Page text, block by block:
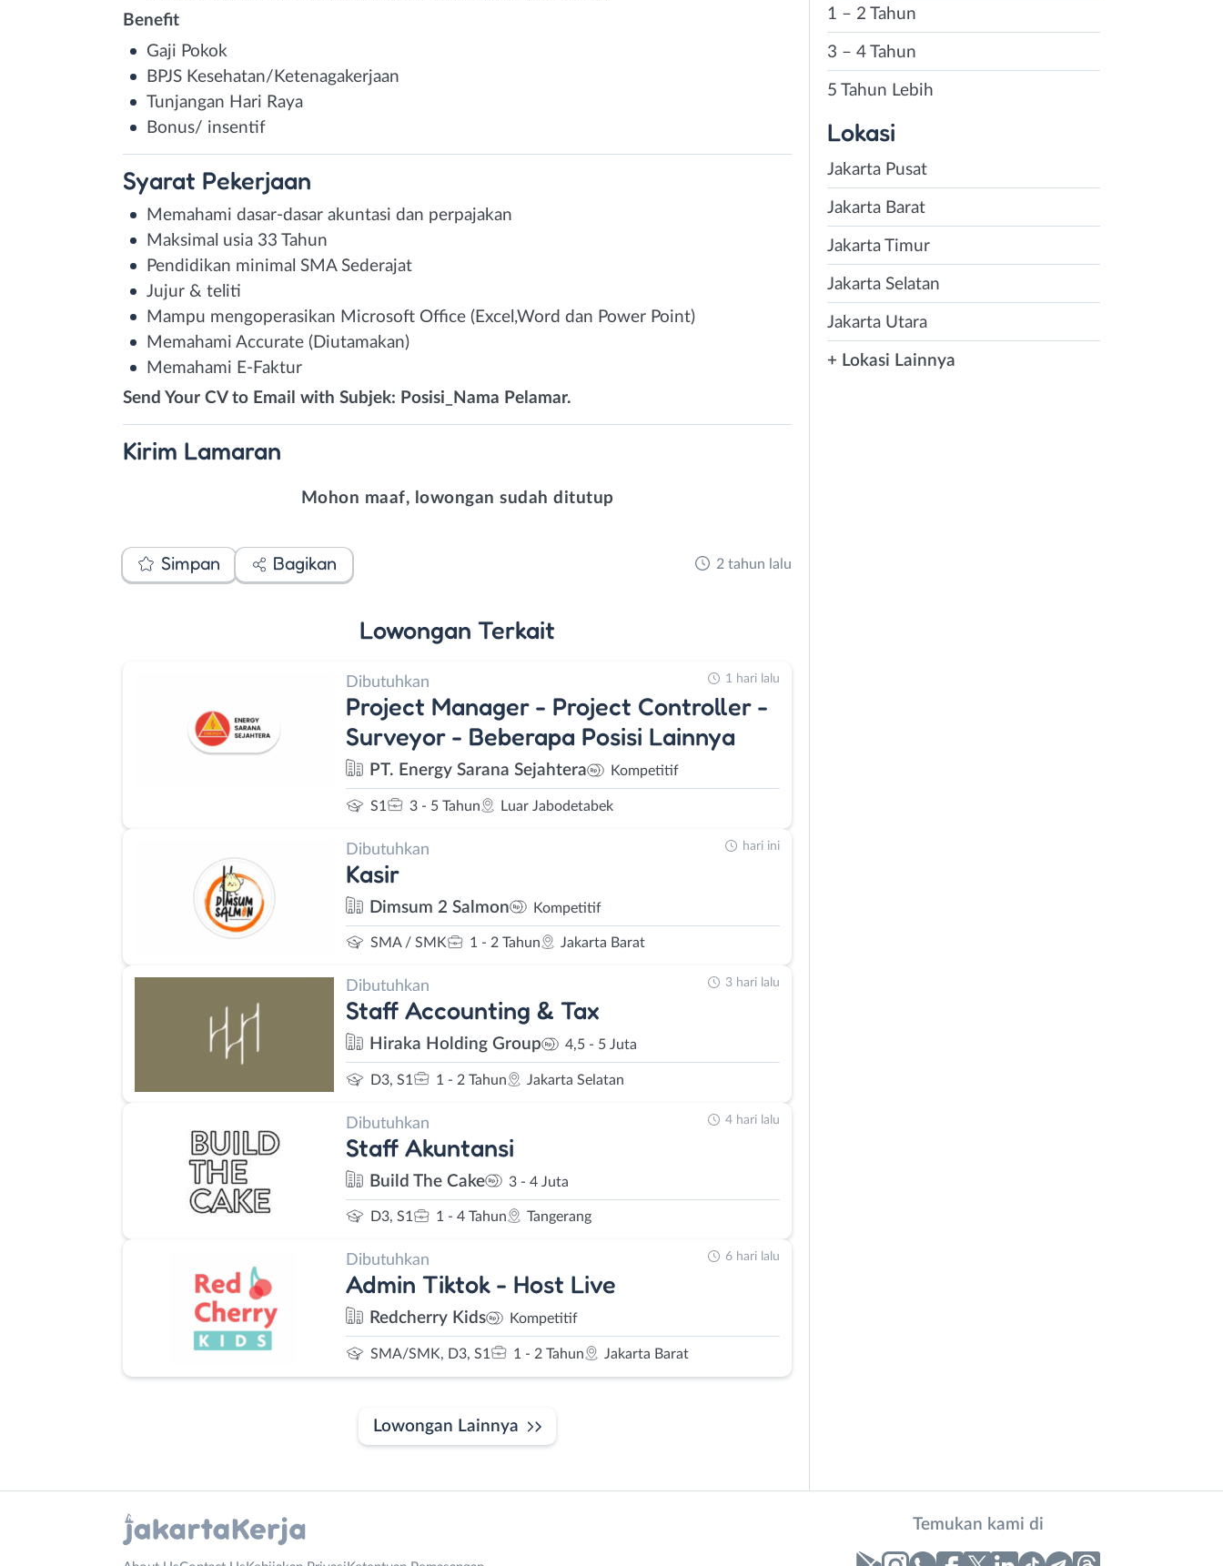
Benefit
Gaji Pokok
BPJS Kesehatan/Ketenagakerjaan
Tunjangan Hari Raya
Bonus/ insentif
Syarat Pekerjaan
Memahami dasar-dasar akuntasi dan perpajakan
Maksimal usia 33 Tahun
Pendidikan minimal SMA Sederajat
Jujur & teliti
Mampu mengoperasikan Microsoft Office (Excel,Word dan Power Point)
Memahami Accurate (Diutamakan)
Memahami E-Faktur
Send Your CV to Email with Subjek: Posisi_Nama Pelamar.
Kirim Lamaran
Mohon maaf, lowongan sudah ditutup
Simpan Bagikan 2 tahun lalu
Lowongan Terkait
Dibutuhkan
Project Manager - Project Controller -
Surveyor - Beberapa Posisi Lainnya
PT. Energy Sarana Sejahtera Kompetitif
S1 3 - 5 Tahun Luar Jabodetabek
1 hari lalu
Dibutuhkan
Kasir
Dimsum 2 Salmon Kompetitif
SMA / SMK 1 - 2 Tahun Jakarta Barat
hari ini
Dibutuhkan
Staff Accounting & Tax
Hiraka Holding Group 4,5 - 5 Juta
D3, S1 1 - 2 Tahun Jakarta Selatan
3 hari lalu
Dibutuhkan
Staff Akuntansi
Build The Cake 3 - 4 Juta
D3, S1 1 - 4 Tahun Tangerang
4 hari lalu
Dibutuhkan
Admin Tiktok - Host Live
Redcherry Kids Kompetitif
SMA/SMK, D3, S1 1 - 2 Tahun Jakarta Barat
6 hari lalu
Lowongan Lainnya
1 – 2 Tahun
3 – 4 Tahun
5 Tahun Lebih
Lokasi
Jakarta Pusat
Jakarta Barat
Jakarta Timur
Jakarta Selatan
Jakarta Utara
+ Lokasi Lainnya
Temukan kami di